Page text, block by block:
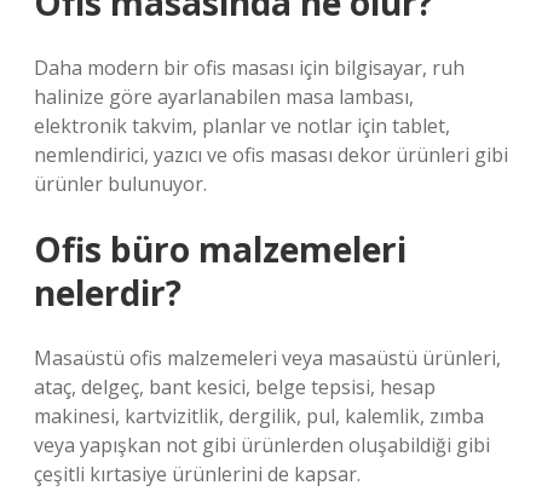
Daha modern bir ofis masası için bilgisayar, ruh
halinize göre ayarlanabilen masa lambası,
elektronik takvim, planlar ve notlar için tablet,
nemlendirici, yazıcı ve ofis masası dekor ürünleri gibi
ürünler bulunuyor.
Ofis büro malzemeleri
nelerdir?
Masaüstü ofis malzemeleri veya masaüstü ürünleri,
ataç, delgeç, bant kesici, belge tepsisi, hesap
makinesi, kartvizitlik, dergilik, pul, kalemlik, zımba
veya yapışkan not gibi ürünlerden oluşabildiği gibi
çeşitli kırtasiye ürünlerini de kapsar.